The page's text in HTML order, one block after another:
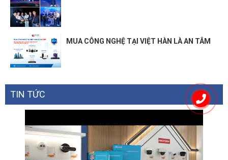
MUA CÔNG NGHỆ TẠI VIỆT HÀN LÀ AN TÂM
TIN TỨC